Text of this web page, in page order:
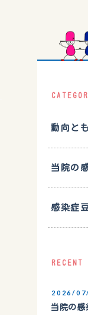
動向と
当院の
感染症
RECENT
2026/
当院の